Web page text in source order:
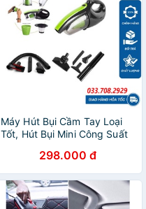
Máy Hút Bụi Cầm Tay Loại
Tốt, Hút Bụi Mini Công Suất
Công Suất Hút Bụi 600W
298.000 đ